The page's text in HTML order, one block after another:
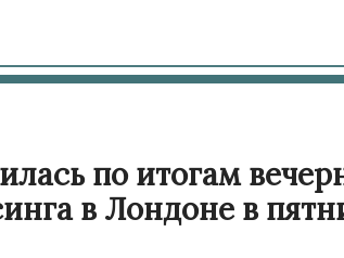
по итогам
в Лондоне в